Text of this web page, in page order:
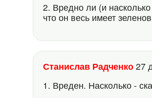
2. Вредно ли (и
что он весь имеет
Станислав Радченко 27
1. Вреден. Насколько -